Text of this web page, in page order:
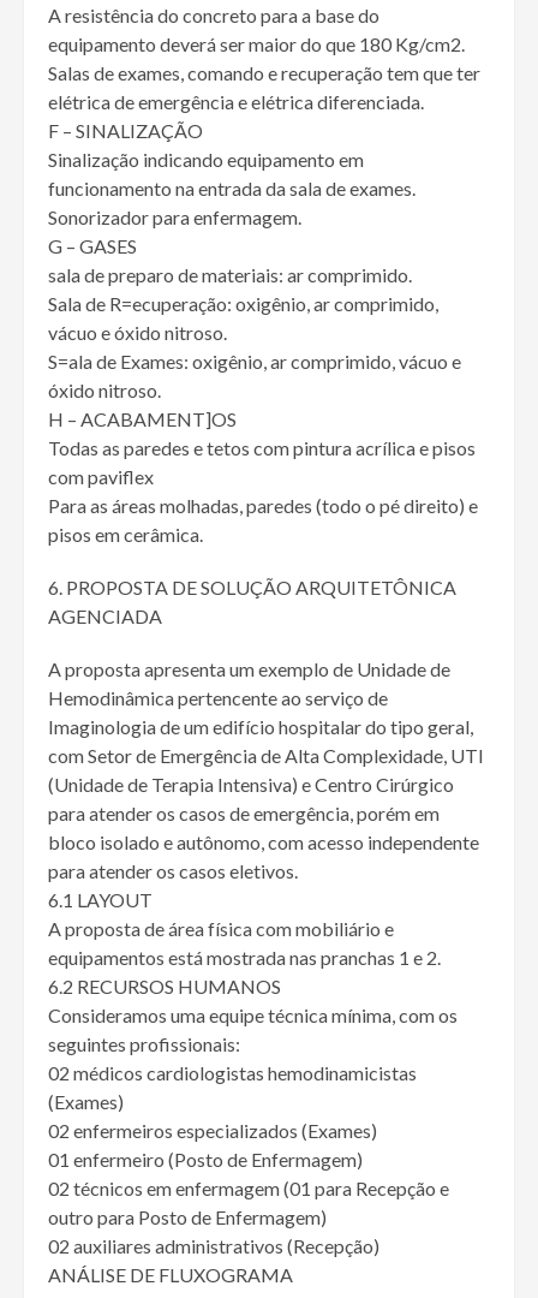
A resistência do concreto para a base do
equipamento deverá ser maior do que 180 Kg/cm2.
Salas de exames, comando e recuperação tem que ter
elétrica de emergência e elétrica diferenciada.
F – SINALIZAÇÃO
Sinalização indicando equipamento em
funcionamento na entrada da sala de exames.
Sonorizador para enfermagem.
G – GASES
sala de preparo de materiais: ar comprimido.
Sala de R=ecuperação: oxigênio, ar comprimido,
vácuo e óxido nitroso.
S=ala de Exames: oxigênio, ar comprimido, vácuo e
óxido nitroso.
H – ACABAMENT]OS
Todas as paredes e tetos com pintura acrílica e pisos
com paviflex
Para as áreas molhadas, paredes (todo o pé direito) e
pisos em cerâmica.
PROPOSTA DE SOLUÇÃO ARQUITETÔNICA
AGENCIADA
A proposta apresenta um exemplo de Unidade de
Hemodinâmica pertencente ao serviço de
Imaginologia de um edifício hospitalar do tipo geral,
com Setor de Emergência de Alta Complexidade, UTI
(Unidade de Terapia Intensiva) e Centro Cirúrgico
para atender os casos de emergência, porém em
bloco isolado e autônomo, com acesso independente
para atender os casos eletivos.
6.1 LAYOUT
A proposta de área física com mobiliário e
equipamentos está mostrada nas pranchas 1 e 2.
6.2 RECURSOS HUMANOS
Consideramos uma equipe técnica mínima, com os
seguintes profissionais:
02 médicos cardiologistas hemodinamicistas
(Exames)
02 enfermeiros especializados (Exames)
01 enfermeiro (Posto de Enfermagem)
02 técnicos em enfermagem (01 para Recepção e
outro para Posto de Enfermagem)
02 auxiliares administrativos (Recepção)
ANÁLISE DE FLUXOGRAMA